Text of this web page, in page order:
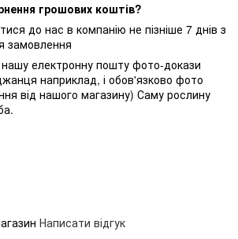
грошових коштів?
до нас в компанію не пізніше 7 днів з
замовлення
електронну пошту фото-докази
наприклад, і обов'язково фото
від нашого магазину) Саму рослину
Написати відгук